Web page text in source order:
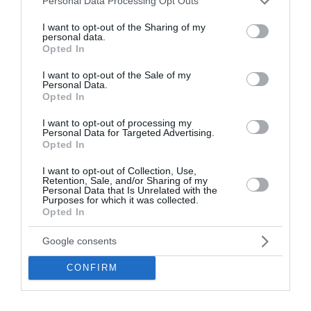
not limited to your visit or usage behaviour. You may click to
grant or deny consent to Google and its third-party tags to
use your data for below specified purposes in below Google
consent section.
I want to opt-out of the Sharing of my
personal data.
Opted In
I want to opt-out of the Sale of my
Personal Data.
Opted In
I want to opt-out of processing my
Personal Data for Targeted Advertising.
Opted In
I want to opt-out of Collection, Use,
Retention, Sale, and/or Sharing of my
Personal Data that Is Unrelated with the
Purposes for which it was collected.
Opted In
Google consents
CONFIRM
διαχείρισης των αγροτικών επιδοτήσεων ο
Πρωθυπουργό...
11:33 | 06 Αυγούστου 2026
Γρήγορες αποζημιώσεις στους